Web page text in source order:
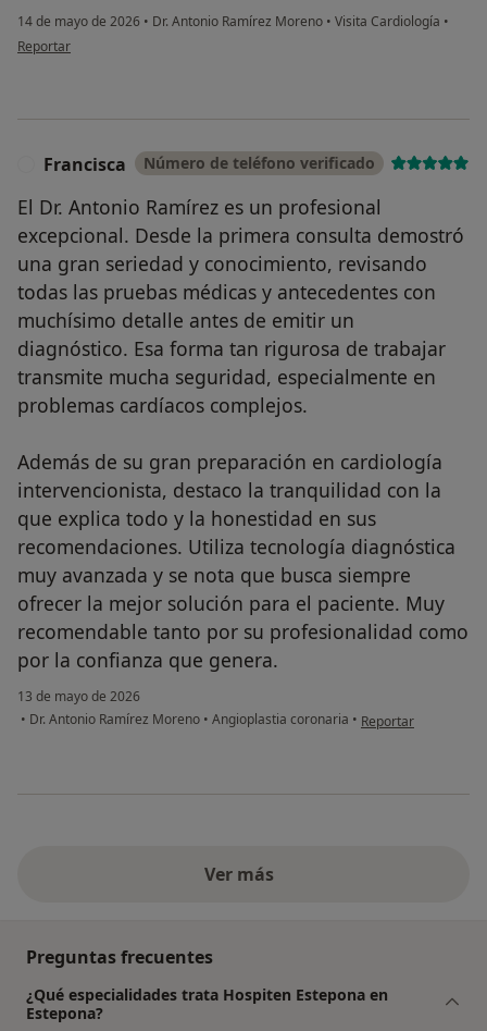
14 de mayo de 2026 • Dr. Antonio Ramírez Moreno • Visita Cardiología •
en opinión del usuario Ruben Antonio Fernandez Lopez
Reportar
Francisca Número de teléfono verificado
El Dr. Antonio Ramírez es un profesional
excepcional. Desde la primera consulta demostró
una gran seriedad y conocimiento, revisando
todas las pruebas médicas y antecedentes con
muchísimo detalle antes de emitir un
diagnóstico. Esa forma tan rigurosa de trabajar
transmite mucha seguridad, especialmente en
problemas cardíacos complejos.
Además de su gran preparación en cardiología
intervencionista, destaco la tranquilidad con la
que explica todo y la honestidad en sus
recomendaciones. Utiliza tecnología diagnóstica
muy avanzada y se nota que busca siempre
ofrecer la mejor solución para el paciente. Muy
recomendable tanto por su profesionalidad como
por la confianza que genera.
13 de mayo de 2026
• Dr. Antonio Ramírez Moreno • Angioplastia coronaria • en opinión del
Reportar
Ver más
Preguntas frecuentes
¿Qué especialidades trata Hospiten Estepona en
Estepona?